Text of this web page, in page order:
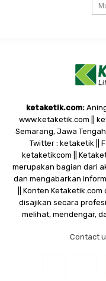
ketaketik.com:
www.ketaketik.com ||
Semarang, Jawa
Twitter : ketaketik ||
ketaketikcom ||
merupakan bagian dari
dan mengabarkan
|| Konten
disajikan secara
melihat, mendengar,
Contact